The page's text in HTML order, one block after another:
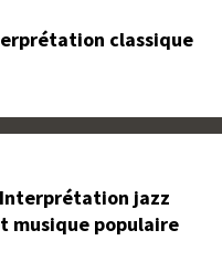
classique
Interprétation jazz
musique populaire